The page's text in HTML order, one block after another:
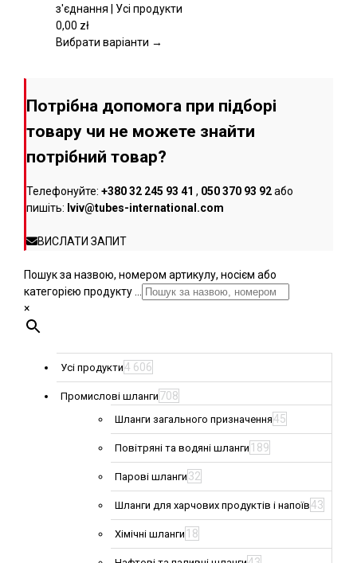
Параметри
вибрати
з'єднання | Усі продукти
0,00 zł
Вибрати варіанти →
Потрібна допомога при підборі
товару чи не можете знайти
потрібний товар?
Телефонуйте: +380 32 245 93 41 , 050 370 93 92або
пишіть: lviv@tubes-international.com
ВИСЛАТИ ЗАПИТ
Пошук за назвою, номером артикулу, носієм або
категорією продукту ...
×
Усі продукти4 606
Промислові шланги 708
Шланги загального призначення45
Повітряні та водяні шланги 189
Парові шланги 32
Шланги для харчових продуктів і напоїв43
Хімічні шланги 18